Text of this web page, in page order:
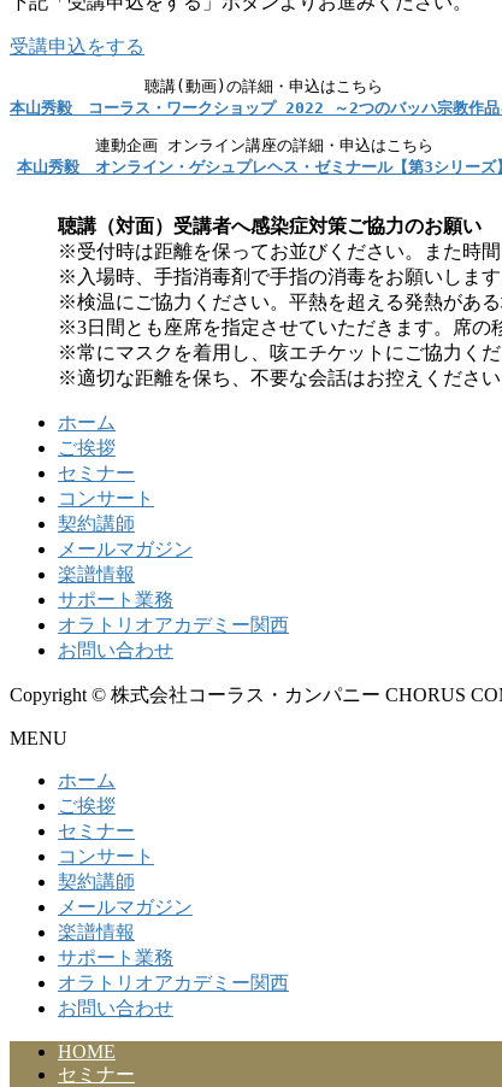
受講申込をする
本山秀毅　コーラス・ワークショップ 2022 ～2つのバッハ宗教作品
本山秀毅　オンライン・ゲシュプレヘス・ゼミナール【第3シリーズ】
聴講（対面）受講者へ感染症対策ご協力のお願い
※受付時は距離を保ってお並びください。また時
※入場時、手指消毒剤で手指の消毒をお願いします
※検温にご協力ください。平熱を超える発熱があ
※3日間とも座席を指定させていただきます。席の
※常にマスクを着用し、咳エチケットにご協力くだ
※適切な距離を保ち、不要な会話はお控えください
ホーム
ご挨拶
セミナー
コンサート
契約講師
メールマガジン
楽譜情報
サポート業務
オラトリオアカデミー関西
お問い合わせ
Copyright © 株式会社コーラス・カンパニー CHORUS
MENU
ホーム
ご挨拶
セミナー
コンサート
契約講師
メールマガジン
楽譜情報
サポート業務
オラトリオアカデミー関西
お問い合わせ
HOME
セミナー